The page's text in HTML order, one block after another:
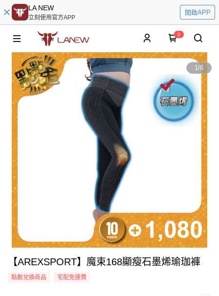
LA NEW
立刻使用官方APP
開啟APP
0
1/6
【AREXSPORT】魔束168顯瘦石墨烯瑜珈褲
點數兌換商品 宅配免運費